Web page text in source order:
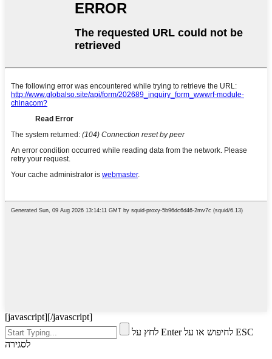
[javascript][/javascript]
לחץ על Enter לחיפוש או על ESC
לסגירה